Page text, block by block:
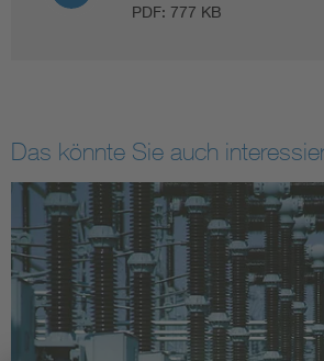
PDF: 777 KB
Das könnte Sie auch